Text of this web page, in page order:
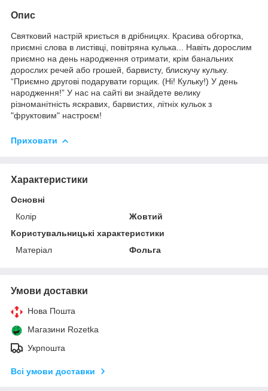
Опис
Святковий настрій криється в дрібницях. Красива обгортка,
приємні слова в листівці, повітряна кулька... Навіть дорослим
приємно на день народження отримати, крім банальних
дорослих речей або грошей, барвисту, блискучу кульку.
“Приємно другові подарувати горщик. (Ні! Кульку!) У день
народження!” У нас на сайті ви знайдете велику
різноманітність яскравих, барвистих, літніх кульок з
"фруктовим" настроєм!
Приховати
Характеристики
Основні
Колір
Жовтий
Користувальницькі характеристики
Матеріал
Фольга
Умови доставки
Нова Пошта
Магазини Rozetka
Укрпошта
Всі умови доставки